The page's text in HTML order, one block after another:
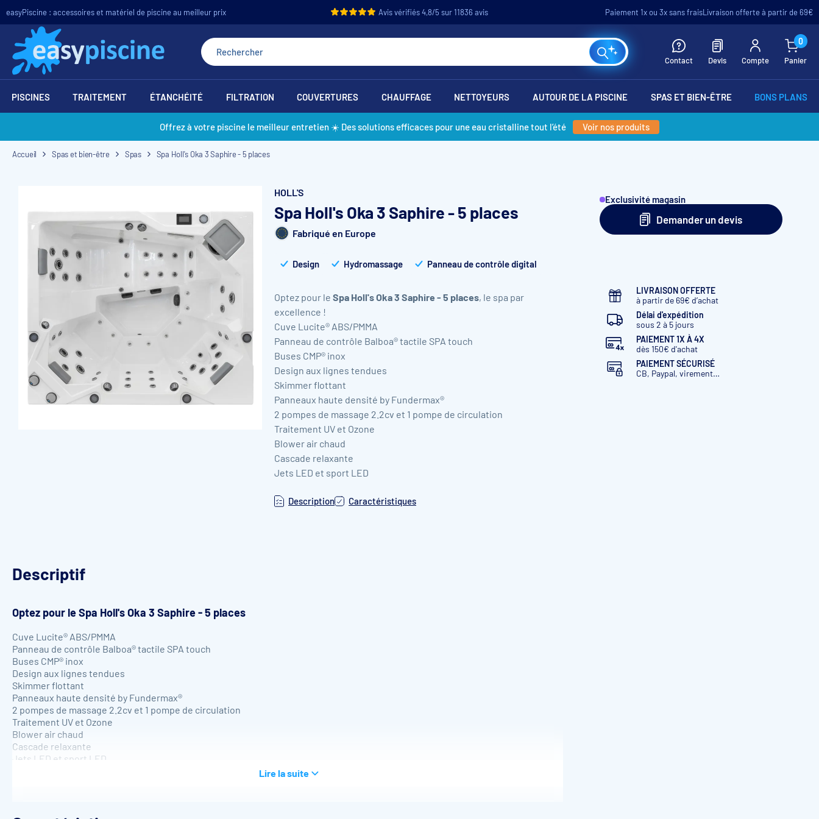
easyPiscine : accessoires et matériel de piscine au meilleur prix Avis vérifiés 4,8/5 sur 11836 avis Paiement 1x ou 3x sans fraisLivraison offerte à partir de 69€
Contact Devis Compte
0
Panier
PISCINES TRAITEMENT ÉTANCHÉITÉ FILTRATION COUVERTURES CHAUFFAGE NETTOYEURS AUTOUR DE LA PISCINE SPAS ET BIEN-ÊTRE BONS PLANS
Offrez à votre piscine le meilleur entretien ☀️ Des solutions efficaces pour une eau cristalline tout l’été Voir nos produits
Accueil Spas et bien-être Spas Spa Holl's Oka 3 Saphire - 5 places
HOLL'S
Spa Holl's Oka 3 Saphire - 5 places
Fabriqué en Europe
Design Hydromassage Panneau de contrôle digital
Optez pour le Spa Holl's Oka 3 Saphire - 5 places, le spa par
excellence !
Cuve Lucite® ABS/PMMA
Panneau de contrôle Balboa® tactile SPA touch
Buses CMP® inox
Design aux lignes tendues
Skimmer flottant
Panneaux haute densité by Fundermax®
2 pompes de massage 2.2cv et 1 pompe de circulation
Traitement UV et Ozone
Blower air chaud
Cascade relaxante
Jets LED et sport LED
Description Caractéristiques
Exclusivité magasin
Demander un devis
LIVRAISON OFFERTE
à partir de 69€ d’achat
Délai d'expédition
sous 2 à 5 jours
PAIEMENT 1X À 4X
dès 150€ d'achat
PAIEMENT SÉCURISÉ
CB, Paypal, virement…
Descriptif
Optez pour leSpa Holl's Oka 3 Saphire - 5 places
Cuve Lucite® ABS/PMMA
Panneau de contrôle Balboa® tactile SPA touch
Buses CMP® inox
Design aux lignes tendues
Skimmer flottant
Panneaux haute densité by Fundermax®
2 pompes de massage 2.2cv et 1 pompe de circulation
Traitement UV et Ozone
Blower air chaud
Cascade relaxante
Jets LED et sport LED
Lire la suite